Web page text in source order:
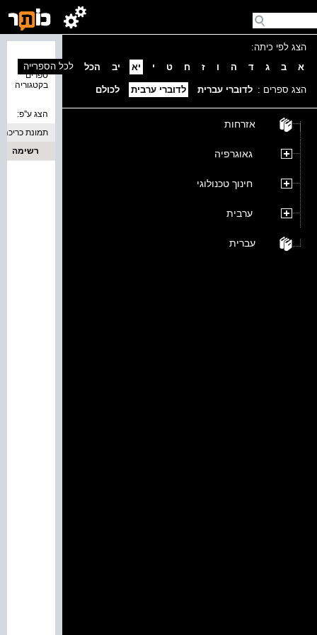
הצג לפי כיתה:
א
ב ג ד ה ו ז ח ט י יא יב הכל
הצג ספרים : לדוברי עברית לדוברי ערבית לכולם
אזרחות
גאוגרפיה
חינוך טכנולוגי
ערבית
עברית
ספרים
בקטגוריה
לכל הספרייה
הצג ע''פ:
תמונת כריכה
רשימה